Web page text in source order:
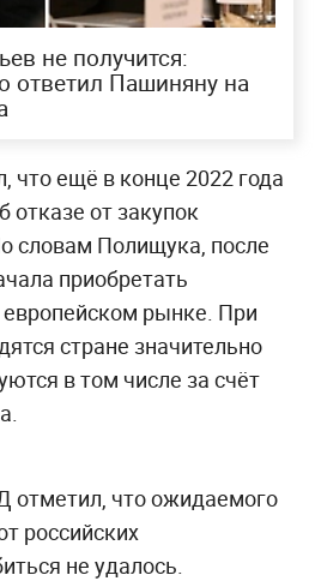
не получится:
ответил Пашиняну на
что ещё в конце 2022 года
от закупок
словам Полищука, после
приобретать
рынке. При
стране значительно
в том числе за счёт
отметил, что ожидаемого
российских
не удалось.